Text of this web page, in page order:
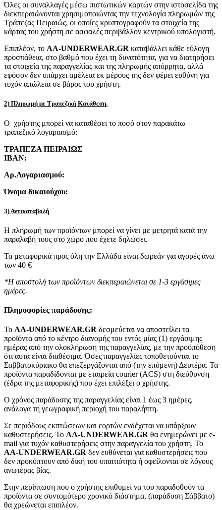
Όλες οι συναλλαγές μέσω πιστωτικών καρτών στην ιστοσελίδα της
διεκπεραιώνονται χρησιμοποιώντας την τεχνολογία πληρωμών της
Τράπεζας Πειραιώς, οι οποίες κρυπτογραφούν τα στοιχεία της
κάρτας του χρήστη σε ασφαλές περιβάλλον κεντρικού υπολογιστή.
Επιπλέον, το AA-UNDERWEAR.GR καταβάλλει κάθε εύλογη
προσπάθεια, στο βαθμό που έχει τη δυνατότητα, για να διατηρήσει
τα στοιχεία της παραγγελίας και της πληρωμής απόρρητα, αλλά
εφόσον δεν υπάρχει αμέλεια εκ μέρους της δεν φέρει ευθύνη για
τυχόν απώλεια σε βάρος του χρήστη.
2) Πληρωμή με Τραπεζική Κατάθεση.
Ο χρήστης μπορεί να καταθέσει το ποσό στον παρακάτω
τραπεζικό λογαριασμό:
ΤΡΑΠΕΖΑ ΠΕΙΡΑΙΩΣ
IBAN:
Αρ.Λογαριασμού:
Όνομα δικαιούχου:
3) Αντικαταβολή
Η πληρωμή των προϊόντων μπορεί να γίνει με μετρητά κατά την
παραλαβή τους στο χώρο που έχετε δηλώσει.
Τα μεταφορικά προς όλη την Ελλάδα είναι δωρεάν για αγορές άνω
των 40 €
*Η αποστολή των προϊόντων διεκπεραιώνεται σε 1-3 εργάσιμες
ημέρες.
Πληροφορίες παράδοσης:
To AA-UNDERWEAR.GR δεσμεύεται να αποστείλει τα
προϊόντα από το κέντρο διανομής του εντός μίας (1) εργάσιμης
ημέρας από την ολοκλήρωση της παραγγελίας, με την προϋπόθεση
ότι αυτά είναι διαθέσιμα. Όσες παραγγελίες τοποθετούνται το
Σαββατοκύριακο θα επεξεργάζονται από (την επόμενη) Δευτέρα. Τα
προϊόντα παραδίδονται με εταιρεία courier (ACS) στη διεύθυνση
(έδρα της μεταφορικής) που έχει επιλέξει ο χρήστης.
Ο χρόνος παράδοσης της παραγγελίας είναι 1 έως 3 ημέρες,
ανάλογα τη γεωγραφική περιοχή του παραλήπτη.
Σε περιόδους εκπτώσεων και εορτών ενδέχεται να υπάρξουν
καθυστερήσεις. Το AA-UNDERWEAR.GR θα ενημερώνει με e-
mail για τυχόν καθυστερήσεις στην παραγγελία του χρήστη. Το
AA-UNDERWEAR.GR δεν ευθύνεται για καθυστερήσεις που
δεν προκύπτουν από δική του υπαιτιότητα ή οφείλονται σε λόγους
ανωτέρας βίας.
Στην περίπτωση που ο χρήστης επιθυμεί να του παραδοθούν τα
προϊόντα σε συντομότερο χρονικό διάστημα, (παράδοση Σάββατο)
θα χρεώνεται επιπλέον.